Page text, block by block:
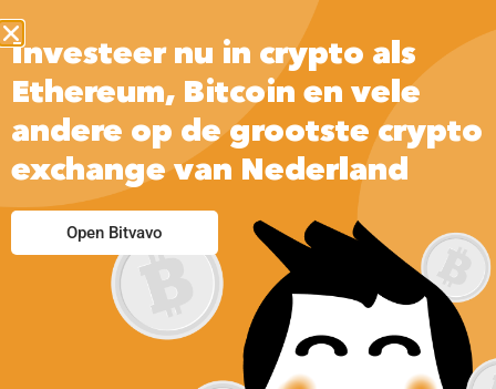
Investeer nu in crypto als
Ethereum, Bitcoin en vele
andere op de grootste crypto
exchange van Nederland
Open Bitvavo